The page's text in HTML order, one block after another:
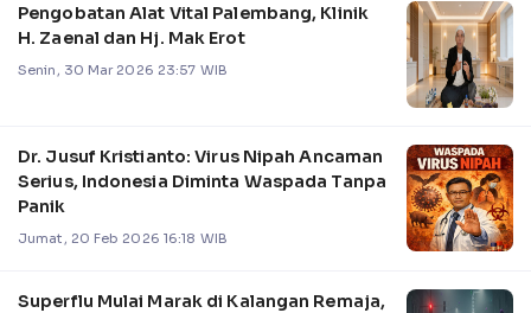
Pengobatan Alat Vital Palembang, Klinik
H. Zaenal dan Hj. Mak Erot
Senin, 30 Mar 2026 23:57 WIB
Dr. Jusuf Kristianto: Virus Nipah Ancaman
Serius, Indonesia Diminta Waspada Tanpa
Panik
Jumat, 20 Feb 2026 16:18 WIB
Superflu Mulai Marak di Kalangan Remaja,